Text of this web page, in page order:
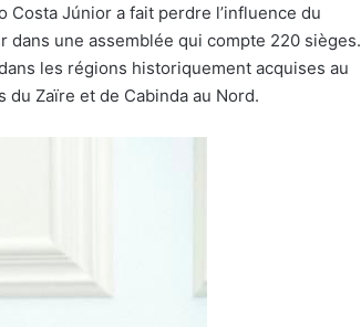
Costa Júnior a fait perdre l’influence du
dans une assemblée qui compte 220 sièges.
les régions historiquement acquises au
Zaïre et de Cabinda au Nord.